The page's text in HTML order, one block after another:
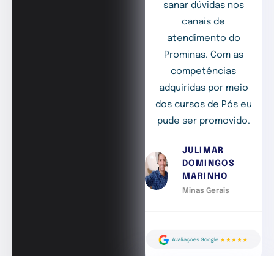
sanar dúvidas nos
canais de
atendimento do
Prominas. Com as
competências
adquiridas por meio
dos cursos de Pós eu
pude ser promovido.
JULIMAR
DOMINGOS
MARINHO
Minas Gerais